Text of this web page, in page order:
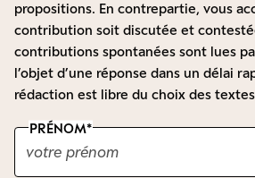
propositions. En contrepartie, vous
contribution soit discutée et
contributions spontanées sont lues
l’objet d’une réponse dans un délai
rédaction est libre du choix des
PRÉNOM